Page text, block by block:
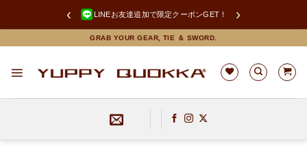
‹ LINEお友達追加で限定クーポンGET！ ›
to
GRAB YOUR GEAR, TIE ＆ SWORD.